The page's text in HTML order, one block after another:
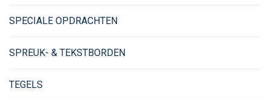
SPECIALE OPDRACHTEN
SPREUK- & TEKSTBORDEN
TEGELS